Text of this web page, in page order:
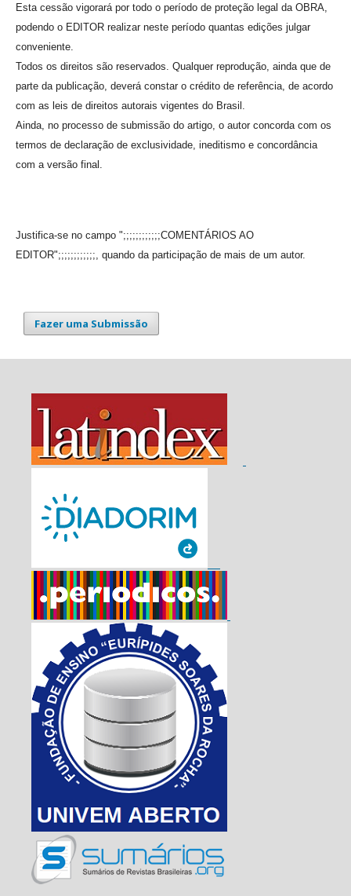
Esta cessão vigorará por todo o período de proteção legal da OBRA,
podendo o EDITOR realizar neste período quantas edições julgar
conveniente.
Todos os direitos são reservados. Qualquer reprodução, ainda que de
parte da publicação, deverá constar o crédito de referência, de acordo
com as leis de direitos autorais vigentes do Brasil.
Ainda, no processo de submissão do artigo, o autor concorda com os
termos de declaração de exclusividade, ineditismo e concordância
com a versão final.
Justifica-se no campo ";;;;;;;;;;;;COMENTÁRIOS AO
EDITOR";;;;;;;;;;;;, quando da participação de mais de um autor.
Fazer uma Submissão